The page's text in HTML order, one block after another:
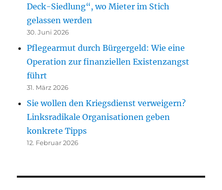
Deck-Siedlung“, wo Mieter im Stich
gelassen werden
30. Juni 2026
Pflegearmut durch Bürgergeld: Wie eine
Operation zur finanziellen Existenzangst
führt
31. März 2026
Sie wollen den Kriegsdienst verweigern?
Linksradikale Organisationen geben
konkrete Tipps
12. Februar 2026